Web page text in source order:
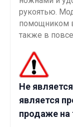
рукоятью.
помощником
также в
Не
является
продаже на